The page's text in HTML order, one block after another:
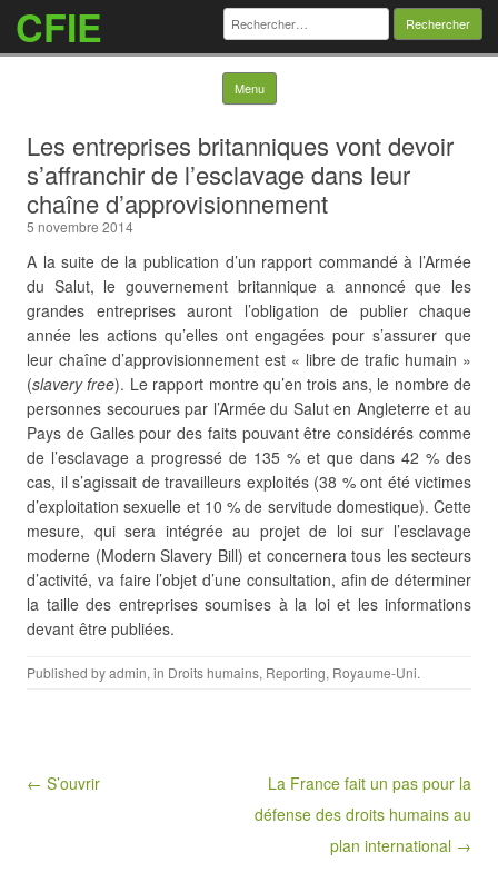
CFIE Rechercher :
Menu Skip to content
Les entreprises britanniques vont devoir
s’affranchir de l’esclavage dans leur
chaîne d’approvisionnement
5 novembre 2014
A la suite de la publication d’un rapport commandé à l’Armée
du Salut, le gouvernement britannique a annoncé que les
grandes entreprises auront l’obligation de publier chaque
année les actions qu’elles ont engagées pour s’assurer que
leur chaîne d’approvisionnement est « libre de trafic humain »
(slavery free). Le rapport montre qu’en trois ans, le nombre de
personnes secourues par l’Armée du Salut en Angleterre et au
Pays de Galles pour des faits pouvant être considérés comme
de l’esclavage a progressé de 135 % et que dans 42 % des
cas, il s’agissait de travailleurs exploités (38 % ont été victimes
d’exploitation sexuelle et 10 % de servitude domestique). Cette
mesure, qui sera intégrée au projet de loi sur l’esclavage
moderne (Modern Slavery Bill) et concernera tous les secteurs
d’activité, va faire l’objet d’une consultation, afin de déterminer
la taille des entreprises soumises à la loi et les informations
devant être publiées.
Published byadmin, in Droits humains, Reporting, Royaume-Uni.
Post navigation
← S’ouvrir
La France fait un pas pour la
défense des droits humains au
plan international →